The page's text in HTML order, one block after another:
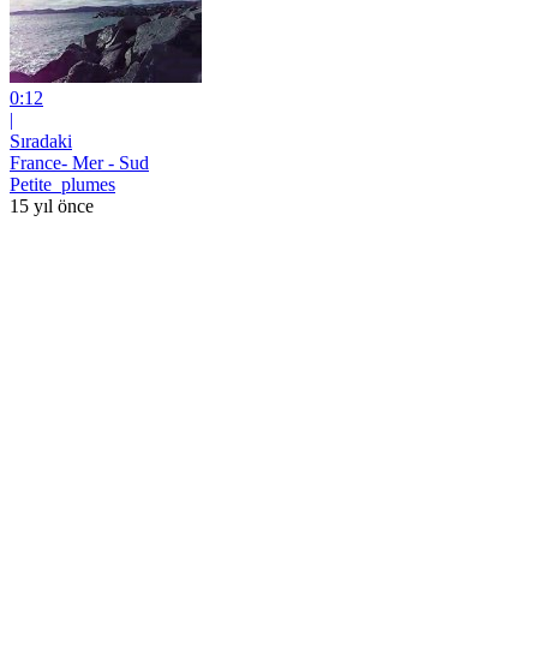
0:12
|
Sıradaki
France- Mer - Sud
Petite_plumes
15 yıl önce